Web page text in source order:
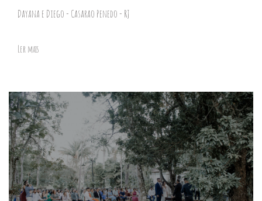
Dayana e Diego - Casarao Penedo - RJ
Ler mais